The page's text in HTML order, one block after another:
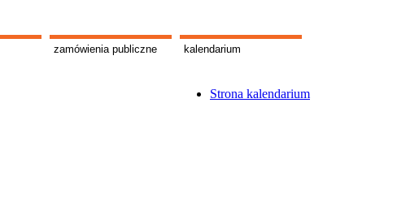
zamówienia publiczne kalendarium
Strona kalendarium